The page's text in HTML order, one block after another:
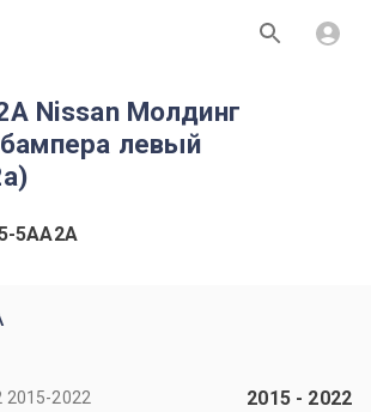
Nissan Молдинг
левый
5AA2A
2015-2022 2015- 2022